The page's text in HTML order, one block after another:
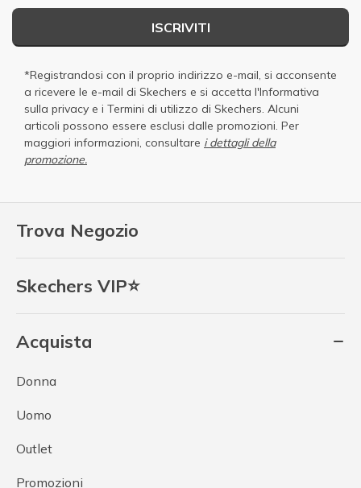
Trova Negozio
Skechers VIP⭐
Acquista
Donna
Uomo
Outlet
Promozioni
ISCRIVITI
*Registrandosi con il proprio indirizzo e-mail, si acconsente
a ricevere le e-mail di Skechers e si accetta l'Informativa
sulla privacy e i Termini di utilizzo di Skechers. Alcuni
articoli possono essere esclusi dalle promozioni. Per
maggiori informazioni, consultare i dettagli della
promozione.